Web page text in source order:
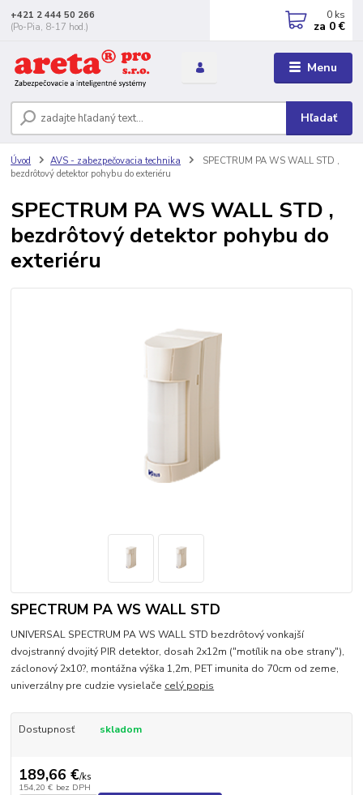
Menu
Hľadať
+421 2 444 50 266
(Po-Pia, 8-17 hod.)
0 ks
za 0 €
Úvod AVS - zabezpečovacia technika
SPECTRUM PA WS WALL STD ,
bezdrôtový detektor pohybu do exteriéru
SPECTRUM PA WS WALL STD ,
bezdrôtový detektor pohybu do
exteriéru
SPECTRUM PA WS WALL STD
UNIVERSAL SPECTRUM PA WS WALL STD bezdrôtový vonkajší
dvojstranný dvojitý PIR detektor, dosah 2x12m ("motílik na obe strany"),
záclonový 2x10?, montážna výška 1,2m, PET imunita do 70cm od zeme,
univerzálny pre cudzie vysielače celý popis
Dostupnosť skladom
189,66 €/ks
154,20 € bez DPH